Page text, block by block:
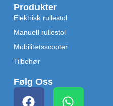
Produkter
Elektrisk rullestol
Manuell rullestol
Mobilitetsscooter
Tilbehør
Følg Oss